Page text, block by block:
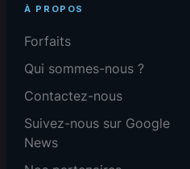
À PROPOS
Forfaits
Qui sommes-nous ?
Contactez-nous
Suivez-nous sur Google
News